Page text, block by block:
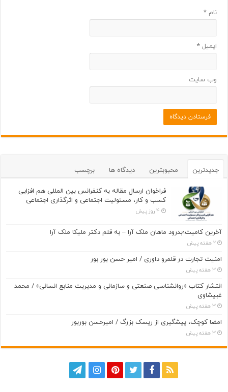
نام*
ایمیل*
وب‌ سایت
جدیدترین محبوبترین دیدگاه ها برچسب
فراخوان ارسال مقاله به کنفرانس بین المللی هم افزایی
کسب و کار، مسئولیت اجتماعی و اثرگذاری اجتماعی
4 روز پیش
آخرین کامیت؛بدرود ماهان ملک آرا – به قلم دکتر ملیکا ملک آرا
2 هفته پیش
امنیت تجارت در قلمرو داوری / امیر حسن بور بور
3 هفته پیش
انتشار کتاب «روانشناسی صنعتی و سازمانی و مدیریت منابع انسانی» / محمد
غبیشاوی
3 هفته پیش
امضا کوچک، پیشگیری از ریسک بزرگ / امیرحسن بوربور
3 هفته پیش